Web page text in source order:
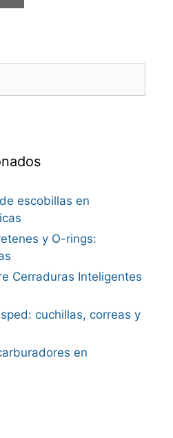
escobillas en
y O-rings:
Cerraduras Inteligentes
cuchillas, correas y
en